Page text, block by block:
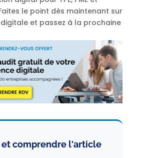
le point dès maintenant sur
et passez à la prochaine
et comprendre l'article